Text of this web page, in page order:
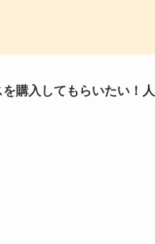
購入してもらいたい！人